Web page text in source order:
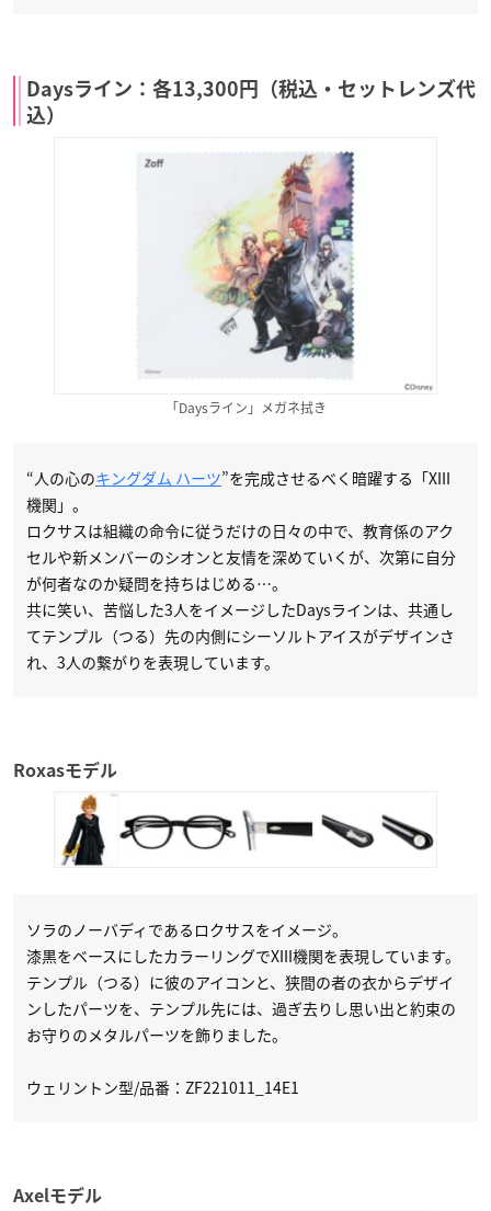
Daysライン：各13,300円（税込・セットレンズ代
込）
「Daysライン」メガネ拭き
“人の心のキングダム ハーツ”を完成させるべく暗躍する「XIII
機関」。
ロクサスは組織の命令に従うだけの日々の中で、教育係のアク
セルや新メンバーのシオンと友情を深めていくが、次第に自分
が何者なのか疑問を持ちはじめる…。
共に笑い、苦悩した3人をイメージしたDaysラインは、共通し
てテンプル（つる）先の内側にシーソルトアイスがデザインさ
れ、3人の繋がりを表現しています。
Roxasモデル
ソラのノーバディであるロクサスをイメージ。
漆黒をベースにしたカラーリングでXIII機関を表現しています。
テンプル（つる）に彼のアイコンと、狭間の者の衣からデザイ
ンしたパーツを、テンプル先には、過ぎ去りし思い出と約束の
お守りのメタルパーツを飾りました。
ウェリントン型/品番：ZF221011_14E1
Axelモデル